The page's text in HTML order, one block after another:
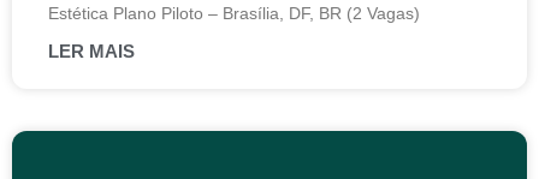
Estética Plano Piloto – Brasília, DF, BR (2 Vagas)
LER MAIS